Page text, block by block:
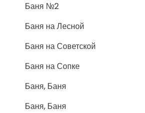
Баня №2
Баня на Лесной
Баня на Советской
Баня на Сопке
Баня, Баня
Баня, Баня